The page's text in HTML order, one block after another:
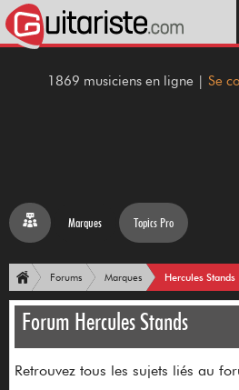
1869 musiciens en ligne | Se
Marques Topics Pro
Forums Marques Hercules Stands
Forum Hercules Stands
Retrouvez tous les sujets liés au